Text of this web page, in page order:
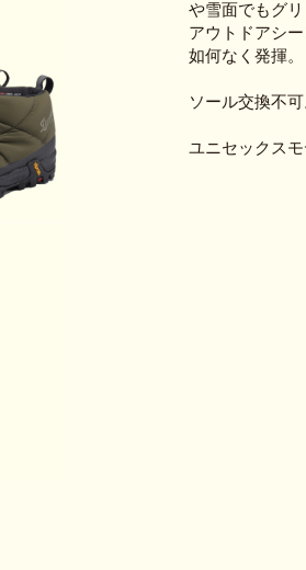
や雪面でもグ
アウトドアシ
如何なく発揮。
ソール交換不
ユニセックス